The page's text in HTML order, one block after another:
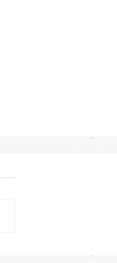
Beta 3 อัปเกรด Siri